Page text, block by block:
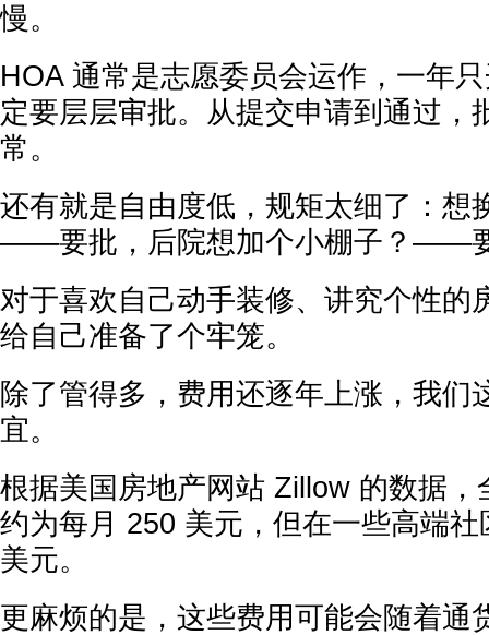
慢。
HOA 通常是志愿委员会运作，一年
定要层层审批。从提交申请到通过，
常。
还有就是自由度低，规矩太细了：想
——要批，后院想加个小棚子？——
对于喜欢自己动手装修、讲究个性的
给自己准备了个牢笼。
除了管得多，费用还逐年上涨，我们
宜。
根据美国房地产网站 Zillow 的数据，
约为每月 250 美元，但在一些高端
美元。
更麻烦的是，这些费用可能会随着通